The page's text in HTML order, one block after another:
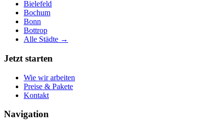
Bielefeld
Bochum
Bonn
Bottrop
Alle Städte →
Jetzt starten
Wie wir arbeiten
Preise & Pakete
Kontakt
Navigation